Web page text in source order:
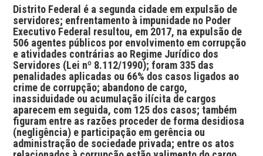
Distrito Federal é a segunda cidade em expulsão de
servidores; enfrentamento à impunidade no Poder
Executivo Federal resultou, em 2017, na expulsão de
506 agentes públicos por envolvimento em corrupção
e atividades contrárias ao Regime Jurídico dos
Servidores (Lei nº 8.112/1990); foram 335 das
penalidades aplicadas ou 66% dos casos ligados ao
crime de corrupção; abandono de cargo,
inassiduidade ou acumulação ilícita de cargos
aparecem em seguida, com 125 dos casos; também
figuram entre as razões proceder de forma desidiosa
(negligência) e participação em gerência ou
administração de sociedade privada; entre os atos